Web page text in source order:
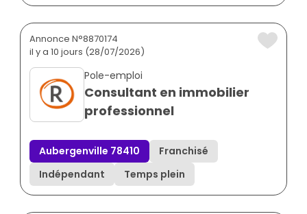
Annonce N°8870174
il y a 10 jours (28/07/2026)
Pole-emploi
Consultant en immobilier
professionnel
Aubergenville 78410
Franchisé
Indépendant
Temps plein